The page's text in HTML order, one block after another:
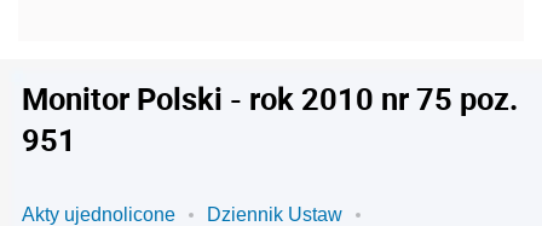
Monitor Polski - rok 2010 nr 75 poz.
951
Akty ujednolicone
Dziennik Ustaw